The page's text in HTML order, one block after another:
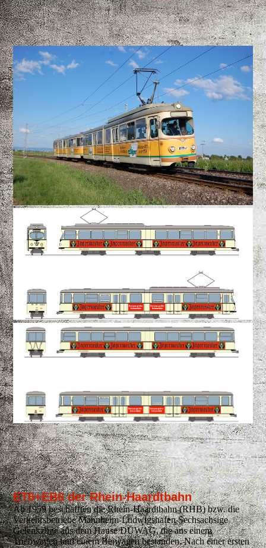
ET6+EB6 der Rhein-Haardtbahn
Ab 1959 beschafften die Rhein-Haardtbahn (RHB) bzw. die
Verkehrsbetriebe Mannheim-Ludwigshafen Sechsachsige
Gelenkzüge aus dem Hause DÜWAG, die aus einem
Triebwagen und einem Beiwagen bestanden. Nach einer ersten